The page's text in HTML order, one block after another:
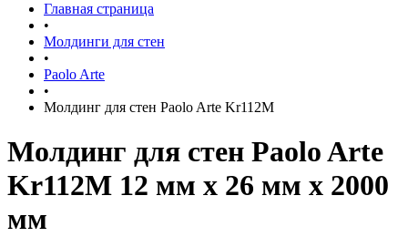
Главная страница
•
Молдинги для стен
•
Paolo Arte
•
Молдинг для стен Paolo Arte Kr112M
Молдинг для стен Paolo Arte
Kr112M 12 мм х 26 мм х 2000
мм